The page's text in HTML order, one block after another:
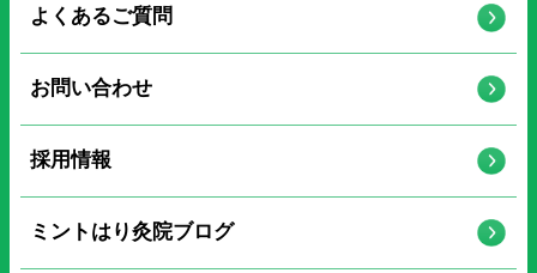
よくあるご質問
お問い合わせ
採用情報
ミントはり灸院ブログ